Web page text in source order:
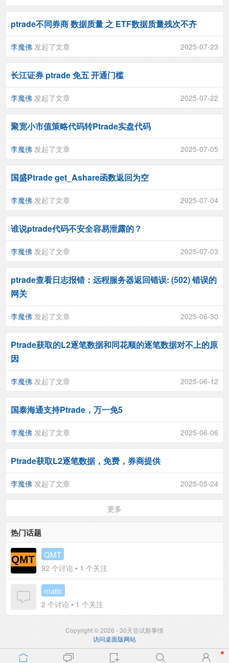
ptrade不同券商 数据质量 之 ETF数据质量残次不齐
李魔佛 发起了文章 2025-07-23
长江证券 ptrade 免五 开通门槛
李魔佛 发起了文章 2025-07-22
聚宽小市值策略代码转Ptrade实盘代码
李魔佛 发起了文章 2025-07-05
国盛Ptrade get_Ashare函数返回为空
李魔佛 发起了文章 2025-07-04
谁说ptrade代码不安全容易泄露的？
李魔佛 发起了文章 2025-07-03
ptrade查看日志报错：远程服务器返回错误: (502) 错误的
网关
李魔佛 发起了文章 2025-06-30
Ptrade获取的L2逐笔数据和同花顺的逐笔数据对不上的原
因
李魔佛 发起了文章 2025-06-12
国泰海通支持Ptrade，万一免5
李魔佛 发起了文章 2025-06-06
Ptrade获取L2逐笔数据，免费，券商提供
李魔佛 发起了文章 2025-05-24
更多
热门话题
QMT
92 个讨论 • 1 个关注
matic
2 个讨论 • 1 个关注
Copyright © 2026 - 30天尝试新事情
访问桌面版网站